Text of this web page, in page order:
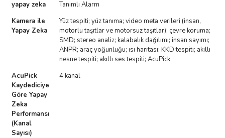
yapay zeka
Tanımlı Alarm
Kamera ile
Yapay Zeka
Yüz tespiti; yüz tanıma; video meta verileri (insan,
motorlu taşıtlar ve motorsuz taşıtlar); çevre koruma;
SMD; stereo analiz; kalabalık dağılımı; insan sayımı;
ANPR; araç yoğunluğu; ısı haritası; KKD tespiti; akıllı
nesne tespiti; akıllı ses tespiti; AcuPick
AcuPick
Kaydediciye
Göre Yapay
Zeka
Performansı
(Kanal
Sayısı)
4 kanal